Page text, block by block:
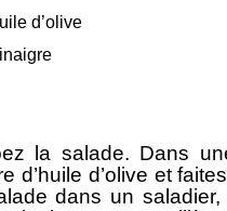
d’olive
la salade. Dans
d’huile d’olive et
dans un saladier,